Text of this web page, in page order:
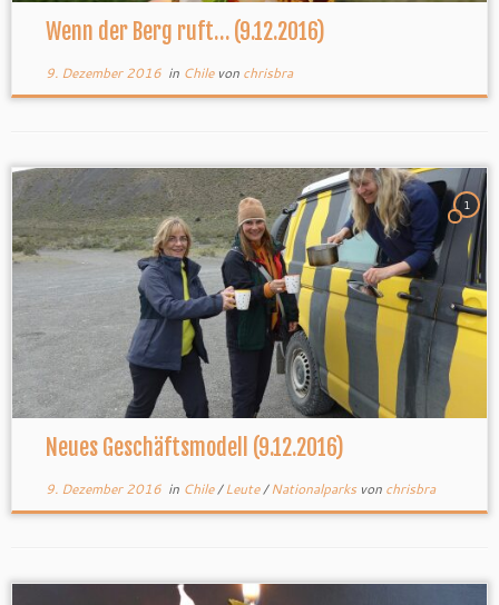
Wenn der Berg ruft… (9.12.2016)
9. Dezember 2016in Chile von chrisbra
1
Neues Geschäftsmodell (9.12.2016)
9. Dezember 2016in Chile/Leute/Nationalparks von chrisbra